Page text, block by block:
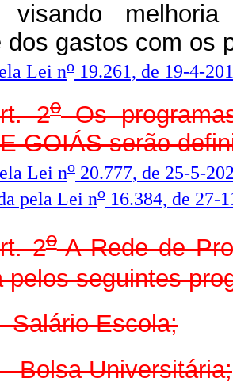
visando
dos gastos com os
Lei no 19.261, de 19-4-
2oOs
GOIÁS serão
Lei no 20.777, de 25-5-
pela Lei no 16.384, de 27-
2oA Rede de
pelos seguintes
Salário Escola;
Bolsa Universitária;